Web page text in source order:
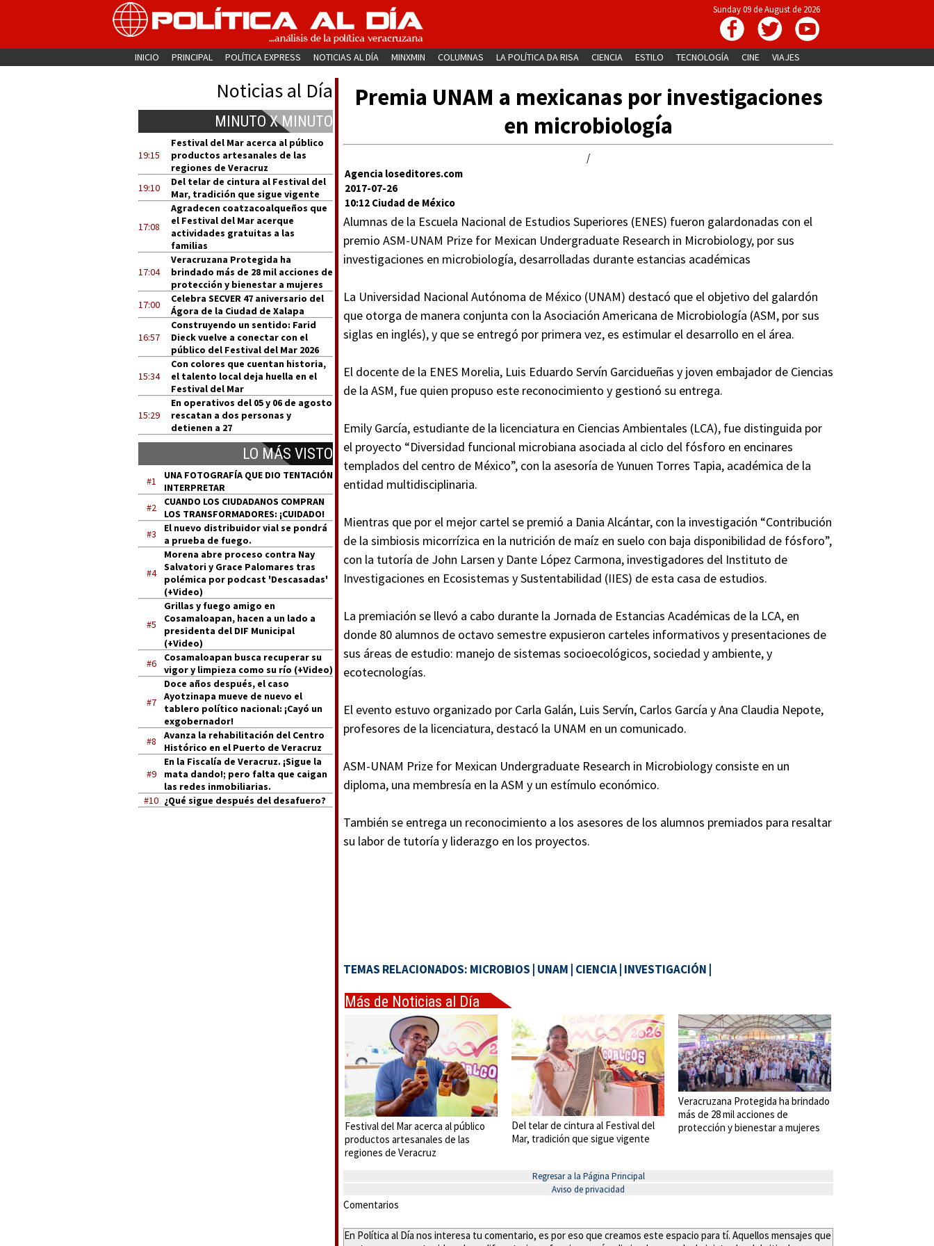
Sunday 09 de August de 2026
INICIO PRINCIPAL POLÍTICA EXPRESS NOTICIAS AL DÍA MINXMIN COLUMNAS LA POLÍTICA DA RISA CIENCIA ESTILO TECNOLOGÍA CINE VIAJES
Noticias al Día
MINUTO X MINUTO
19:15
Festival del Mar acerca al público
productos artesanales de las
regiones de Veracruz
19:10
Del telar de cintura al Festival del
Mar, tradición que sigue vigente
17:08
Agradecen coatzacoalqueños que
el Festival del Mar acerque
actividades gratuitas a las
familias
17:04
Veracruzana Protegida ha
brindado más de 28 mil acciones de
protección y bienestar a mujeres
17:00
Celebra SECVER 47 aniversario del
Ágora de la Ciudad de Xalapa
16:57
Construyendo un sentido: Farid
Dieck vuelve a conectar con el
público del Festival del Mar 2026
15:34
Con colores que cuentan historia,
el talento local deja huella en el
Festival del Mar
15:29
En operativos del 05 y 06 de agosto
rescatan a dos personas y
detienen a 27
LO MÁS VISTO
#1
UNA FOTOGRAFÍA QUE DIO TENTACIÓN
INTERPRETAR
#2
CUANDO LOS CIUDADANOS COMPRAN
LOS TRANSFORMADORES: ¡CUIDADO!
#3
El nuevo distribuidor vial se pondrá
a prueba de fuego.
#4
Morena abre proceso contra Nay
Salvatori y Grace Palomares tras
polémica por podcast 'Descasadas'
(+Video)
#5
Grillas y fuego amigo en
Cosamaloapan, hacen a un lado a
presidenta del DIF Municipal
(+Video)
#6
Cosamaloapan busca recuperar su
vigor y limpieza como su río (+Video)
#7
Doce años después, el caso
Ayotzinapa mueve de nuevo el
tablero político nacional: ¡Cayó un
exgobernador!
#8
Avanza la rehabilitación del Centro
Histórico en el Puerto de Veracruz
#9
En la Fiscalía de Veracruz. ¡Sigue la
mata dando!; pero falta que caigan
las redes inmobiliarias.
#10 ¿Qué sigue después del desafuero?
Premia UNAM a mexicanas por investigaciones
en microbiología
/
Agencia loseditores.com
2017-07-26
10:12 Ciudad de México
Alumnas de la Escuela Nacional de Estudios Superiores (ENES) fueron galardonadas con el
premio ASM-UNAM Prize for Mexican Undergraduate Research in Microbiology, por sus
investigaciones en microbiología, desarrolladas durante estancias académicas
La Universidad Nacional Autónoma de México (UNAM) destacó que el objetivo del galardón
que otorga de manera conjunta con la Asociación Americana de Microbiología (ASM, por sus
siglas en inglés), y que se entregó por primera vez, es estimular el desarrollo en el área.
El docente de la ENES Morelia, Luis Eduardo Servín Garcidueñas y joven embajador de Ciencias
de la ASM, fue quien propuso este reconocimiento y gestionó su entrega.
Emily García, estudiante de la licenciatura en Ciencias Ambientales (LCA), fue distinguida por
el proyecto “Diversidad funcional microbiana asociada al ciclo del fósforo en encinares
templados del centro de México”, con la asesoría de Yunuen Torres Tapia, académica de la
entidad multidisciplinaria.
Mientras que por el mejor cartel se premió a Dania Alcántar, con la investigación “Contribución
de la simbiosis micorrízica en la nutrición de maíz en suelo con baja disponibilidad de fósforo”,
con la tutoría de John Larsen y Dante López Carmona, investigadores del Instituto de
Investigaciones en Ecosistemas y Sustentabilidad (IIES) de esta casa de estudios.
La premiación se llevó a cabo durante la Jornada de Estancias Académicas de la LCA, en
donde 80 alumnos de octavo semestre expusieron carteles informativos y presentaciones de
sus áreas de estudio: manejo de sistemas socioecológicos, sociedad y ambiente, y
ecotecnologías.
El evento estuvo organizado por Carla Galán, Luis Servín, Carlos García y Ana Claudia Nepote,
profesores de la licenciatura, destacó la UNAM en un comunicado.
ASM-UNAM Prize for Mexican Undergraduate Research in Microbiology consiste en un
diploma, una membresía en la ASM y un estímulo económico.
También se entrega un reconocimiento a los asesores de los alumnos premiados para resaltar
su labor de tutoría y liderazgo en los proyectos.
TEMAS RELACIONADOS: MICROBIOS UNAM CIENCIA INVESTIGACIÓN
Más de Noticias al Día
Festival del Mar acerca al público
productos artesanales de las
regiones de Veracruz
Del telar de cintura al Festival del
Mar, tradición que sigue vigente
Veracruzana Protegida ha brindado
más de 28 mil acciones de
protección y bienestar a mujeres
Regresar a la Página Principal
Aviso de privacidad
Comentarios
En Política al Día nos interesa tu comentario, es por eso que creamos este espacio para tí. Aquellos mensajes que